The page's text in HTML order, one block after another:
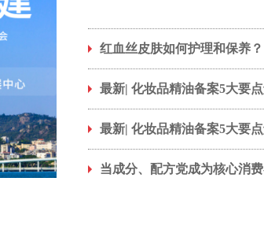
红血丝皮肤如何护理和保养？
最新| 化妆品精油备案5大要
最新| 化妆品精油备案5大要
当成分、配方党成为核心消